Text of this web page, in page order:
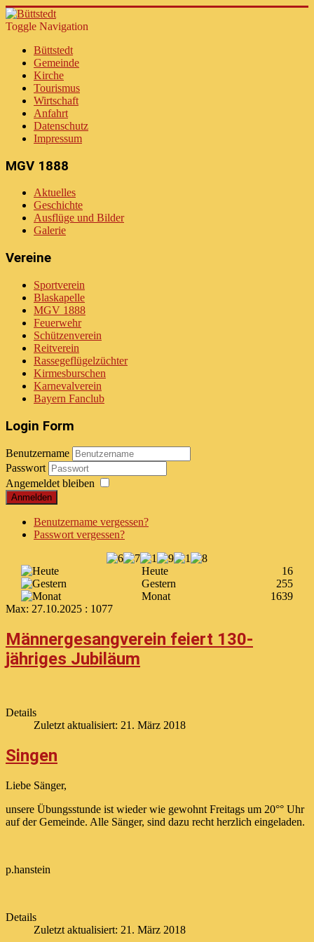
Toggle Navigation
Büttstedt
Gemeinde
Kirche
Tourismus
Wirtschaft
Anfahrt
Datenschutz
Impressum
MGV 1888
Aktuelles
Geschichte
Ausflüge und Bilder
Galerie
Vereine
Sportverein
Blaskapelle
MGV 1888
Feuerwehr
Schützenverein
Reitverein
Rassegeflügelzüchter
Kirmesburschen
Karnevalverein
Bayern Fanclub
Login Form
Benutzername
Passwort
Angemeldet bleiben
Anmelden
Benutzername vergessen?
Passwort vergessen?
Heute
16
Gestern
255
Monat
1639
Max: 27.10.2025 : 1077
Männergesangverein feiert 130-
jähriges Jubiläum
Details
Zuletzt aktualisiert: 21. März 2018
Singen
Liebe Sänger,
unsere Übungsstunde ist wieder wie gewohnt Freitags um 20°° Uhr
auf der Gemeinde. Alle Sänger, sind dazu recht herzlich eingeladen.
p.hanstein
Details
Zuletzt aktualisiert: 21. März 2018